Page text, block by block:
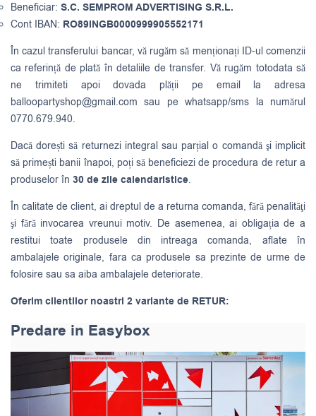
Beneficiar: S.C. SEMPROM ADVERTISING S.R.L.
Cont IBAN: RO89INGB0000999905552171
În cazul transferului bancar, vă rugăm să menționați ID-ul comenzii
ca referință de plată în detaliile de transfer. Vă rugăm totodata să
ne trimiteti apoi dovada plății pe email la adresa
balloopartyshop@gmail.com sau pe whatsapp/sms la numărul
0770.679.940.
Dacă dorești să returnezi integral sau parțial o comandă şi implicit
să primești banii înapoi, poți să beneficiezi de procedura de retur a
produselor în 30 de zile calendaristice.
În calitate de client, ai dreptul de a returna comanda, fără penalităţi
şi fără invocarea vreunui motiv. De asemenea, ai obligația de a
restitui toate produsele din intreaga comanda, aflate în
ambalajele originale, fara ca produsele sa prezinte de urme de
folosire sau sa aiba ambalajele deteriorate.
Oferim clientilor noastri 2 variante de RETUR:
Predare in Easybox